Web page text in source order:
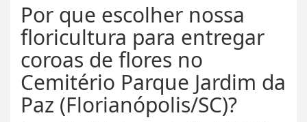
Por que escolher nossa
floricultura para entregar
coroas de flores no
Cemitério Parque Jardim da
Paz (Florianópolis/SC)?